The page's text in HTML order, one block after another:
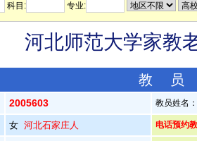
科目: 专业:
河北师范大学家教
教
2005603 教员姓名
女 河北石家庄人 电话预约